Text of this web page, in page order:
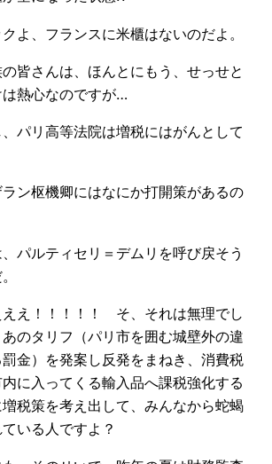
よ、フランスに米櫃はないのだよ。
皆さんは、ほんとにもう、せっせと
熱心なのですが…
パリ高等法院は増税にはがんとして
ン枢機卿にはなにか打開策があるの
パルティセリ＝デムリを呼び戻そう
ええ！！！！！ そ、それは無理でし
のタリフ（パリ市を囲む城壁外の違
金）を発案し反発をまねき、消費税
に入ってくる輸入品へ課税強化する
税策を考え出して、みんなから蛇蝎
いる人ですよ？